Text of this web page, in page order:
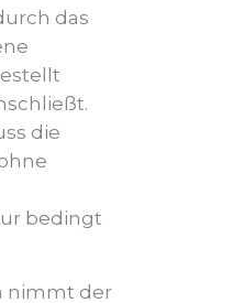
das
die
bedingt
nimmt der